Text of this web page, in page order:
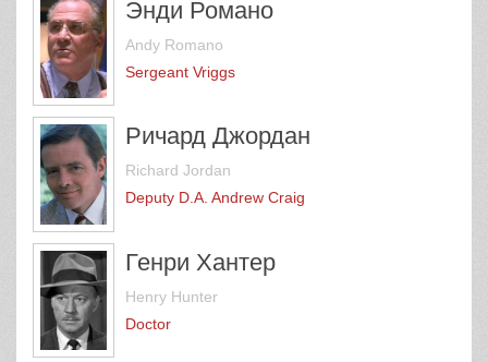
Энди Романо
Andy Romano
Sergeant Vriggs
Ричард Джордан
Richard Jordan
Deputy D.A. Andrew Craig
Генри Хантер
Henry Hunter
Doctor